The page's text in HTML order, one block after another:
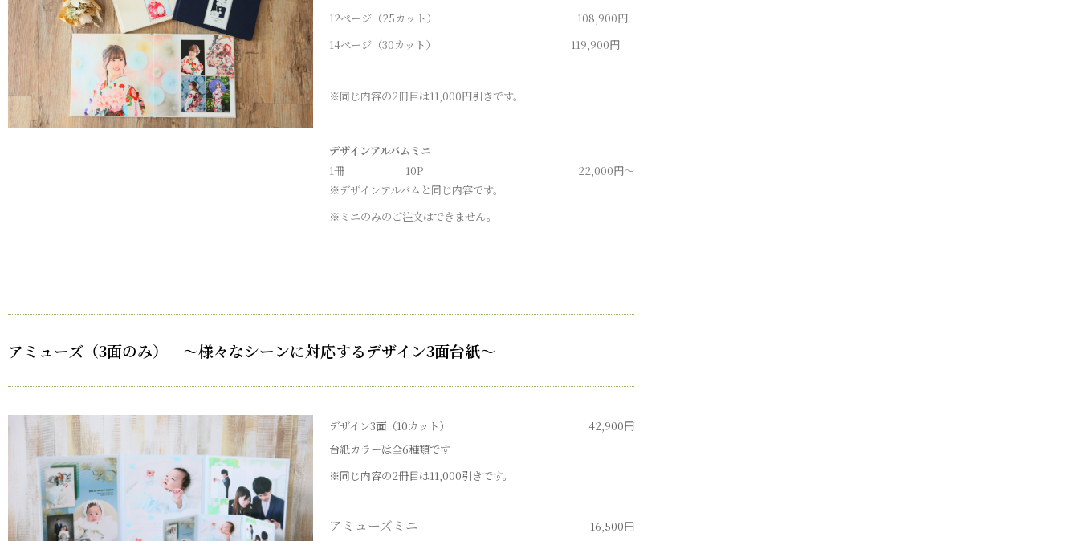
12ページ（25カット） 108,900円
14ページ（30カット） 119,900円
※同じ内容の2冊目は11,000円引きです。
デザインアルバムミニ
1冊
10P
22,000円～
※デザインアルバムと同じ内容です。
※ミニのみのご注文はできません。
アミューズ（3面のみ） ～様々なシーンに対応するデザイン3面台紙～
デザイン3面（10カット） 42,900円
台紙カラーは全6種類です
※同じ内容の2冊目は11,000引きです。
アミューズミニ 16,500円